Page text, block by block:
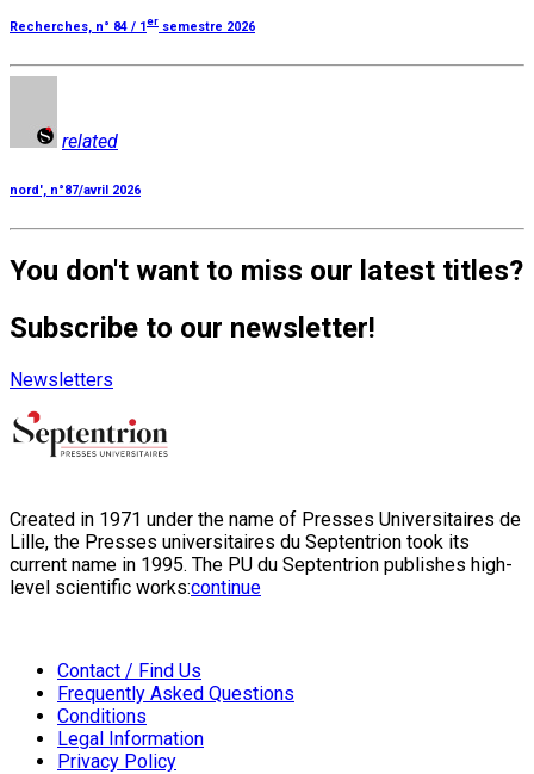
Recherches, n° 84 / 1 er semestre 2026
related
nord', n°87/avril 2026
You don't want to miss our latest titles?
Subscribe to our newsletter!
Newsletters
Created in 1971 under the name of Presses Universitaires de
Lille, the Presses universitaires du Septentrion took its
current name in 1995. The PU du Septentrion publishes high-
level scientific works:continue
Contact / Find Us
Frequently Asked Questions
Conditions
Legal Information
Privacy Policy